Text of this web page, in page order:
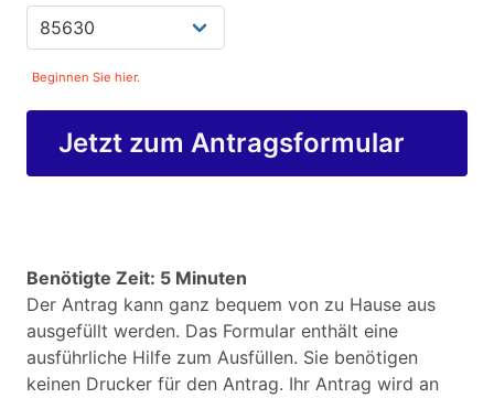
Beginnen Sie hier.
Jetzt zum Antragsformular
Benötigte Zeit: 5 Minuten
Der Antrag kann ganz bequem von zu Hause aus
ausgefüllt werden. Das Formular enthält eine
ausführliche Hilfe zum Ausfüllen. Sie benötigen
keinen Drucker für den Antrag. Ihr Antrag wird an